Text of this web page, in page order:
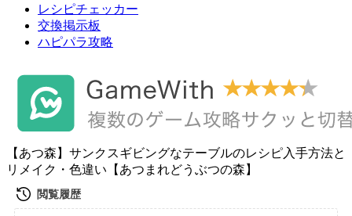
レシピチェッカー
交換掲示板
ハピパラ攻略
【あつ森】サンクスギビングなテーブルのレシピ入手方法と
リメイク・色違い【あつまれどうぶつの森】